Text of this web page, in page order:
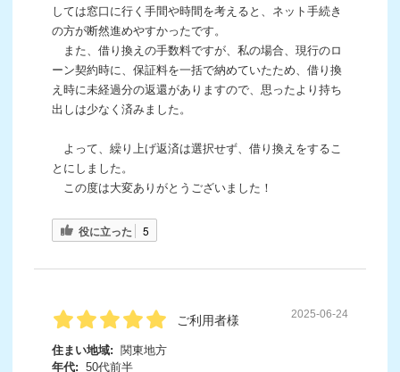
しては窓口に行く手間や時間を考えると、ネット手続き
の方が断然進めやすかったです。
また、借り換えの手数料ですが、私の場合、現行のロ
ーン契約時に、保証料を一括で納めていたため、借り換
え時に未経過分の返還がありますので、思ったより持ち
出しは少なく済みました。
よって、繰り上げ返済は選択せず、借り換えをするこ
とにしました。
この度は大変ありがとうございました！
役に立った 5
ご利用者様 2025-06-24
住まい地域:
関東地方
年代: 50代前半